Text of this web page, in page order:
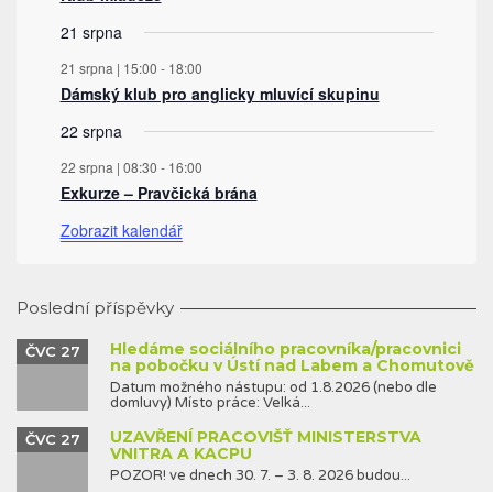
21 srpna
21 srpna | 15:00 - 18:00
Dámský klub pro anglicky mluvící skupinu
22 srpna
22 srpna | 08:30 - 16:00
Exkurze – Pravčická brána
Zobrazit kalendář
Poslední příspěvky
Hledáme sociálního pracovníka/pracovnici
na pobočku v Ústí nad Labem a Chomutově
ČVC 27
Datum možného nástupu: od 1.8.2026 (nebo dle
domluvy) Místo práce: Velká...
UZAVŘENÍ PRACOVIŠŤ MINISTERSTVA
VNITRA A KACPU
ČVC 27
POZOR! ve dnech 30. 7. – 3. 8. 2026 budou...